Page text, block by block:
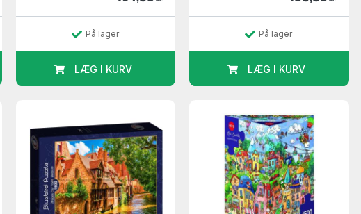
På lager
LÆG I KURV
På lager
LÆG I KURV